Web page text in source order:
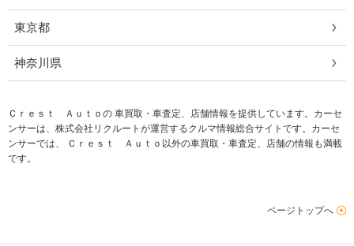
東京都
神奈川県
Ｃｒｅｓｔ Ａｕｔｏの 車買取・車査定、店舗情報を提供しています。カーセ
ンサーは、株式会社リクルートが運営するクルマ情報総合サイトです。カーセ
ンサーでは、 Ｃｒｅｓｔ Ａｕｔｏ以外の車買取・車査定、店舗の情報も満載
です。
ページトップへ